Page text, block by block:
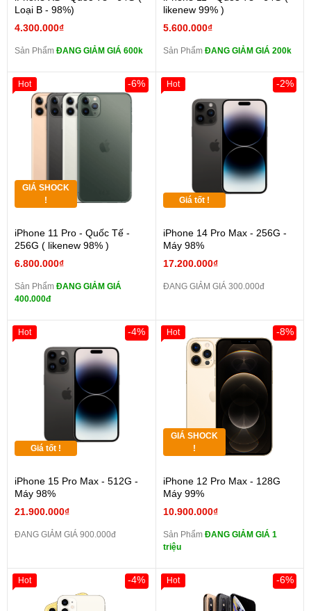
Loại B - 98%)
4.300.000₫
Sản Phẩm ĐANG GIẢM GIÁ 600k
likenew 99% )
5.600.000₫
Sản Phẩm ĐANG GIẢM GIÁ 200k
GIÁ SHOCK
!
iPhone 11 Pro - Quốc Tế -
256G ( likenew 98% )
6.800.000₫
-6%
Sản Phẩm ĐANG GIẢM GIÁ
400.000đ
Hot
Giá tốt !
iPhone 14 Pro Max - 256G -
Máy 98%
17.200.000₫
-2%
ĐANG GIẢM GIÁ 300.000đ
Hot
Giá tốt !
iPhone 15 Pro Max - 512G -
Máy 98%
21.900.000₫
-4%
ĐANG GIẢM GIÁ 900.000đ
Hot
GIÁ SHOCK
!
iPhone 12 Pro Max - 128G
Máy 99%
10.900.000₫
-8%
Sản Phẩm ĐANG GIẢM GIÁ 1
triệu
Hot
-4%
Hot -6%
Hot